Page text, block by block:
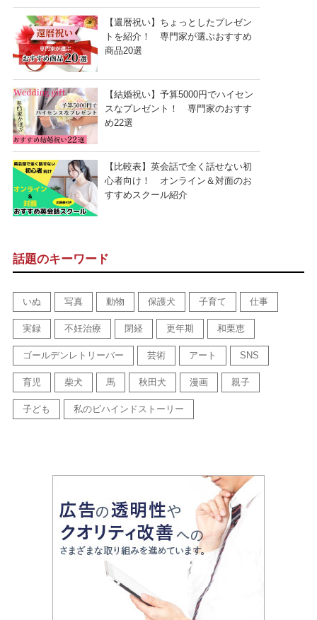
【還暦祝い】ちょっとしたプレゼン
トを紹介！ 専門家が選ぶおすすめ
商品20選
【結婚祝い】予算5000円でハイセン
スなプレゼント！ 専門家のおすす
め22選
【比較表】英会話で全く話せない初
心者向け！ オンライン＆対面のお
すすめスクール紹介
話題のキーワード
いぬ 写真 動物 保護犬 子育て 仕事
実録 不妊治療 閉経 更年期 和栗恵
ゴールデンレトリーバー 芸術 アート SNS
育児 柴犬 馬 秋田犬 漫画 親子
子ども 私のビハインドストーリー